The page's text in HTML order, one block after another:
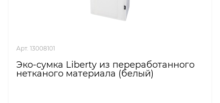
Арт. 13008101
Эко-сумка Liberty из переработанного
нетканого материала (белый)